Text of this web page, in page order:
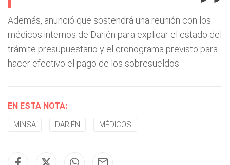
Además, anunció que sostendrá una reunión con los
médicos internos de Darién para explicar el estado del
trámite presupuestario y el cronograma previsto para
hacer efectivo el pago de los sobresueldos.
EN ESTA NOTA:
MINSA DARIÉN MÉDICOS